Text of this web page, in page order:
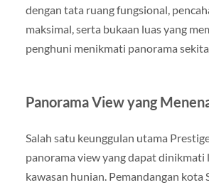
dengan tata ruang fungsional,
maksimal, serta bukaan luas yang
penghuni menikmati panorama
Panorama View yang
Salah satu keunggulan utama
panorama view yang dapat dinikmati
kawasan hunian. Pemandangan kota